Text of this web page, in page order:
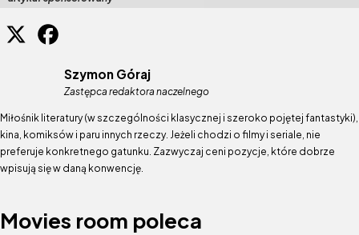
Szymon Góraj
Zastępca redaktora naczelnego
Miłośnik literatury (w szczególności klasycznej i szeroko pojętej fantastyki),
kina, komiksów i paru innych rzeczy. Jeżeli chodzi o filmy i seriale, nie
preferuje konkretnego gatunku. Zazwyczaj ceni pozycje, które dobrze
wpisują się w daną konwencję.
Movies room poleca